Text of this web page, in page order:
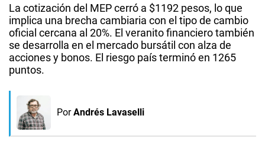
La cotización del MEP cerró a $1192 pesos, lo que
implica una brecha cambiaria con el tipo de cambio
oficial cercana al 20%. El veranito financiero también
se desarrolla en el mercado bursátil con alza de
acciones y bonos. El riesgo país terminó en 1265
puntos.
Por Andrés Lavaselli